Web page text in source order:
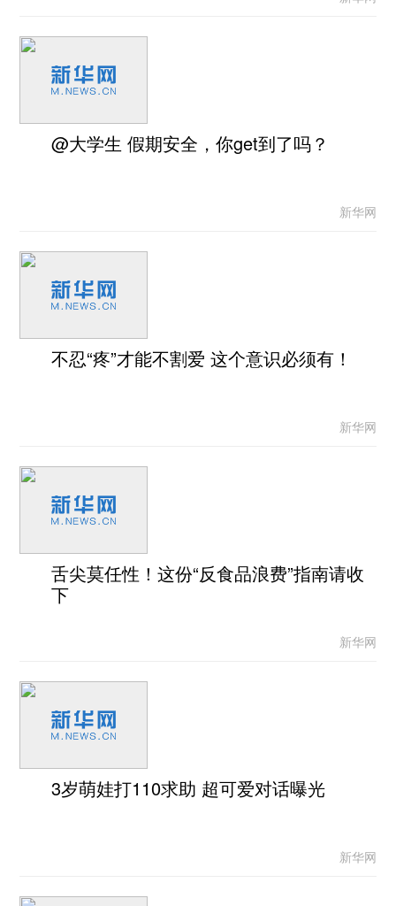
@大学生 假期安全，你get到了吗？
新华网
不忍“疼”才能不割爱 这个意识必须有！
新华网
舌尖莫任性！这份“反食品浪费”指南请收
下
新华网
3岁萌娃打110求助 超可爱对话曝光
新华网